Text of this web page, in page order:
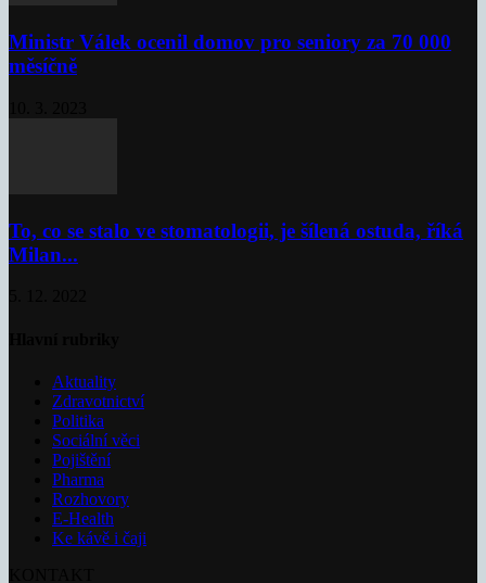
Ministr Válek ocenil domov pro seniory za 70 000
měsíčně
To, co se stalo ve stomatologii, je šílená ostuda, říká
Milan...
Aktuality
Zdravotnictví
Politika
Sociální věci
Pojištění
Pharma
Rozhovory
E-Health
Ke kávě i čaji